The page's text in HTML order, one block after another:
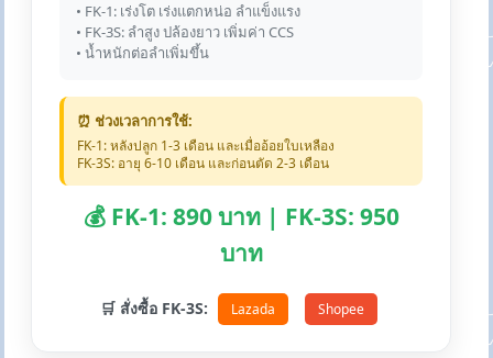
• FK-1: เร่งโต เร่งแตกหน่อ ลำแข็งแรง
• FK-3S: ลำสูง ปล้องยาว เพิ่มค่า CCS
• น้ำหนักต่อลำเพิ่มขึ้น
⏰ ช่วงเวลาการใช้:
FK-1: หลังปลูก 1-3 เดือน และเมื่ออ้อยใบเหลือง
FK-3S: อายุ 6-10 เดือน และก่อนตัด 2-3 เดือน
💰 FK-1: 890 บาท | FK-3S: 950
บาท
🛒 สั่งซื้อ FK-3S: Lazada Shopee